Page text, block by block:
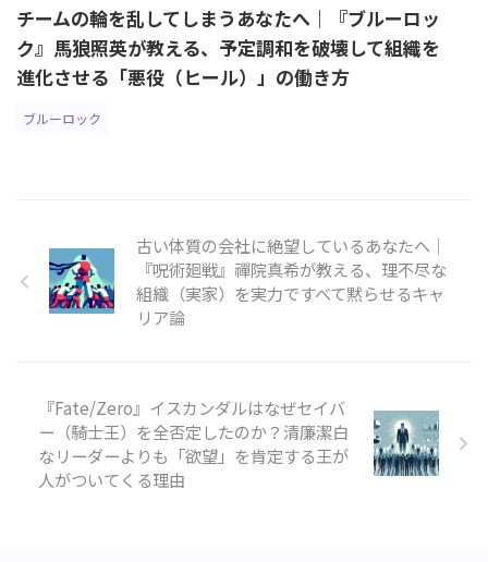
チームの輪を乱してしまうあなたへ｜『ブルーロッ
ク』馬狼照英が教える、予定調和を破壊して組織を
進化させる「悪役（ヒール）」の働き方
ブルーロック
古い体質の会社に絶望しているあなたへ｜
『呪術廻戦』禪院真希が教える、理不尽な
組織（実家）を実力ですべて黙らせるキャ
リア論
『Fate/Zero』イスカンダルはなぜセイバ
ー（騎士王）を全否定したのか？清廉潔白
なリーダーよりも「欲望」を肯定する王が
人がついてくる理由